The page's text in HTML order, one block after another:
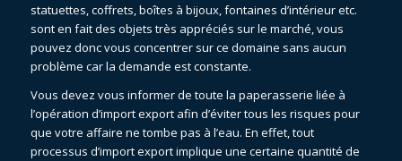
statuettes, coffrets, boîtes à bijoux, fontaines d’intérieur etc.
sont en fait des objets très appréciés sur le marché, vous
pouvez donc vous concentrer sur ce domaine sans aucun
problème car la demande est constante.
Vous devez vous informer de toute la paperasserie liée à
l’opération d’import export afin d’éviter tous les risques pour
que votre affaire ne tombe pas à l’eau. En effet, tout
processus d’import export implique une certaine quantité de